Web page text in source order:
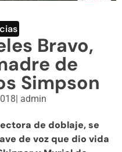
Bravo,
de
Simpson
| admin
de doblaje, se
de voz que dio vida